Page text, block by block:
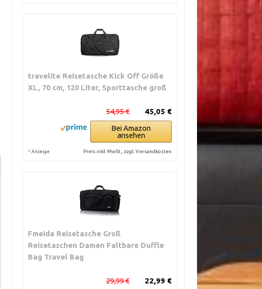
travelite Reisetasche Kick Off Größe
XL, 70 cm, 120 Liter, Sporttasche groß
45,05 €
54,95 €
Bei Amazon
ansehen
* Anzeige Preis inkl. MwSt., zzgl. Versandkosten
Fmeida Reisetasche Groß
Reisetaschen Damen Faltbare Duffle
Bag Travel Bag
22,99 €
29,99 €